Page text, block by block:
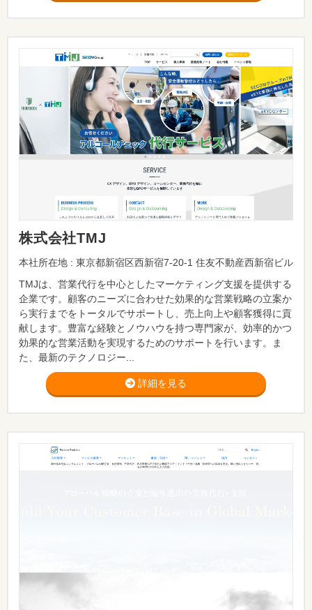
株式会社TMJ
本社所在地 : 東京都新宿区西新宿7-20-1 住友不動産西新宿ビル
TMJは、営業代行を中心としたマーケティング支援を提供する
企業です。顧客のニーズに合わせた効果的な営業戦略の立案か
ら実行までをトータルでサポートし、売上向上や顧客獲得に貢
献します。豊富な経験とノウハウを持つ専門家が、効率的かつ
効果的な営業活動を実現するためのサポートを行います。ま
た、最新のテクノロジー...
詳細を見る